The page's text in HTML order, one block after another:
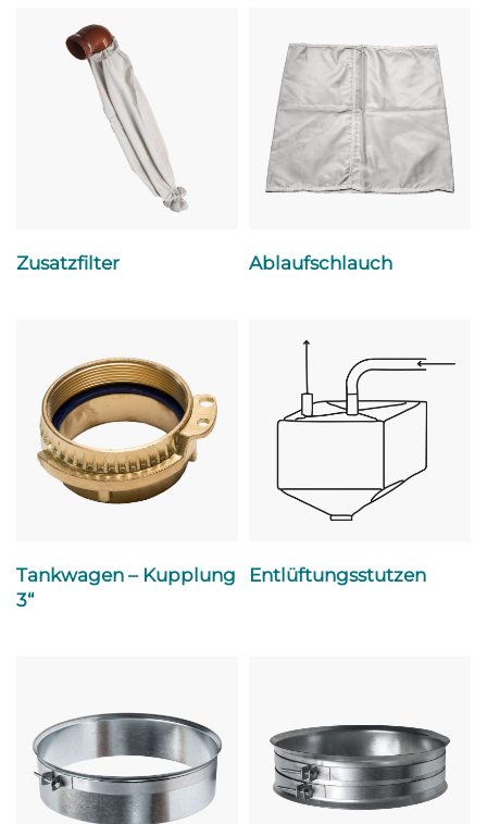
Zusatzfilter Ablaufschlauch
Tankwagen – Kupplung
3“
Entlüftungsstutzen